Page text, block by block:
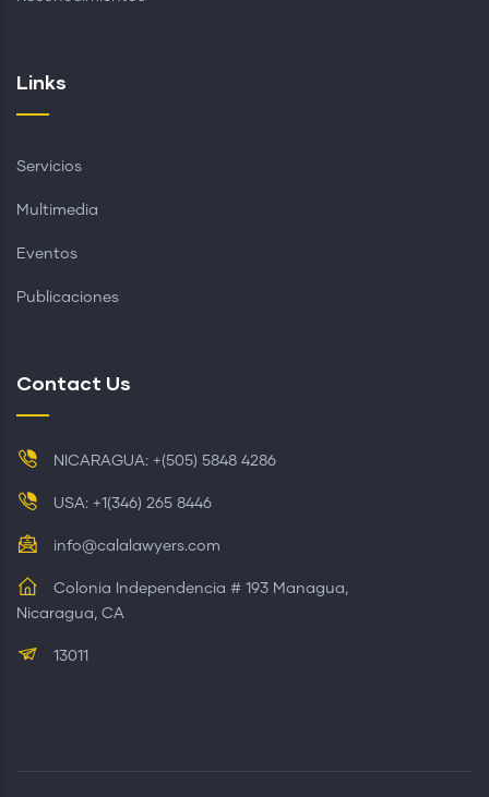
Links
Servicios
Multimedia
Eventos
Publicaciones
Contact Us
NICARAGUA: +(505) 5848 4286
USA: +1(346) 265 8446
info@calalawyers.com
Colonia Independencia # 193 Managua,
Nicaragua, CA
13011